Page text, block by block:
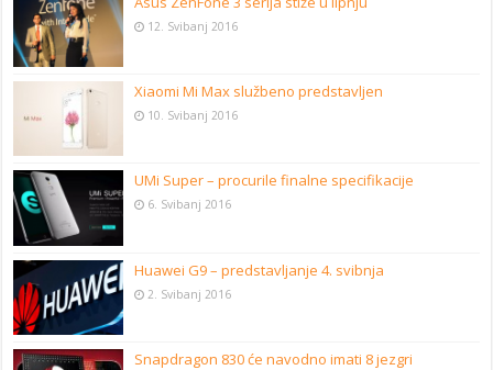
12. Svibanj 2016
Xiaomi Mi Max službeno predstavljen
10. Svibanj 2016
UMi Super – procurile finalne specifikacije
6. Svibanj 2016
Huawei G9 – predstavljanje 4. svibnja
2. Svibanj 2016
Snapdragon 830 će navodno imati 8 jezgri